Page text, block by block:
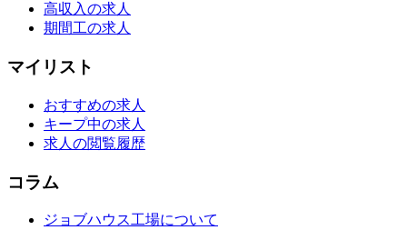
高収入の求人
期間工の求人
マイリスト
おすすめの求人
キープ中の求人
求人の閲覧履歴
コラム
ジョブハウス工場について